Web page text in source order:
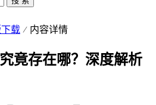
载 内容详情
竟存在哪？深度解析